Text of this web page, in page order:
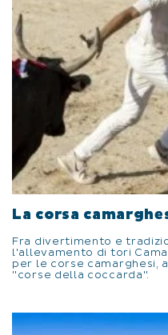
La corsa
Fra divertimento e
l'allevamento di tori
per le corse camarghesi,
"corse della coccarda".